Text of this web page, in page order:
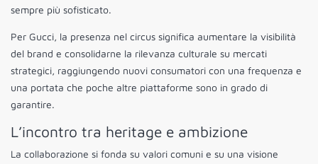
sempre più sofisticato.
Per Gucci, la presenza nel circus significa aumentare la visibilità
del brand e consolidarne la rilevanza culturale su mercati
strategici, raggiungendo nuovi consumatori con una frequenza e
una portata che poche altre piattaforme sono in grado di
garantire.
L’incontro tra heritage e ambizione
La collaborazione si fonda su valori comuni e su una visione